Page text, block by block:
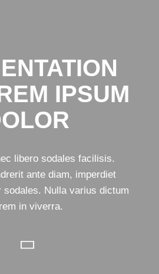
IPSUM
libero sodales facilisis.
ante diam, imperdiet
sodales. Nulla varius dictum
in viverra.